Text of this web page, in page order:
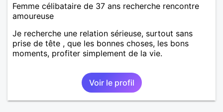
Femme célibataire de 37 ans recherche rencontre
amoureuse
Je recherche une relation sérieuse, surtout sans
prise de tête , que les bonnes choses, les bons
moments, profiter simplement de la vie.
Voir le profil